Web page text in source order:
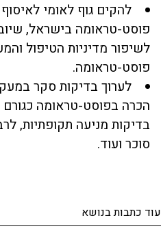
להקים גוף לאומי לאיסוף
פוסט-טראומה בישראל,
לשיפור מדיניות הטיפול
פוסט-טראומה.
לערוך בדיקות סקר
הכרה בפוסט-טראומה כגורם
בדיקות מניעה תקופתיות,
סוכר ועוד.
עוד כתבות בנושא